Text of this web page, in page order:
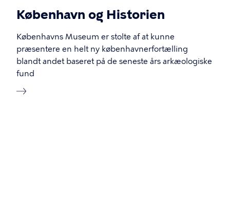
København og Historien
Københavns Museum er stolte af at kunne
præsentere en helt ny københavnerfortælling
blandt andet baseret på de seneste års arkæologiske
fund